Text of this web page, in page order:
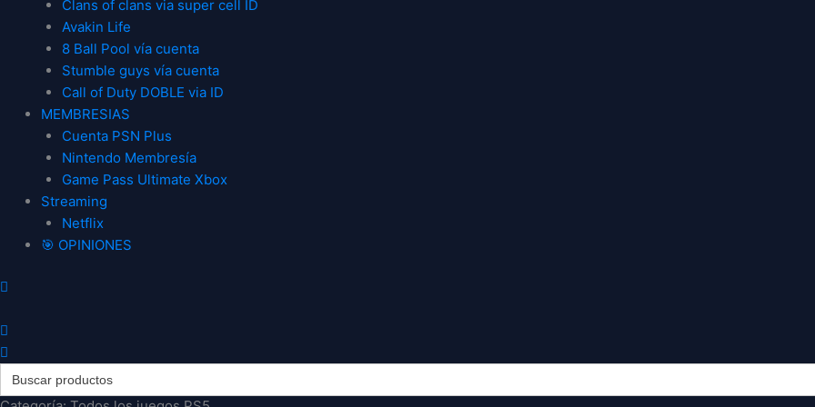
Clans of clans via super cell ID
Avakin Life
8 Ball Pool vía cuenta
Stumble guys vía cuenta
Call of Duty DOBLE via ID
MEMBRESIAS
Cuenta PSN Plus
Nintendo Membresía
Game Pass Ultimate Xbox
Streaming
Netflix
🎯 OPINIONES
Search
for: